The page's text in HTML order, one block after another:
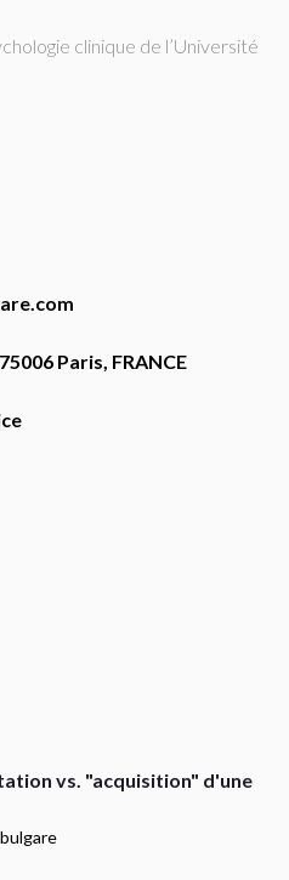
clinique de l’Université
Paris, FRANCE
vs. "acquisition" d'une